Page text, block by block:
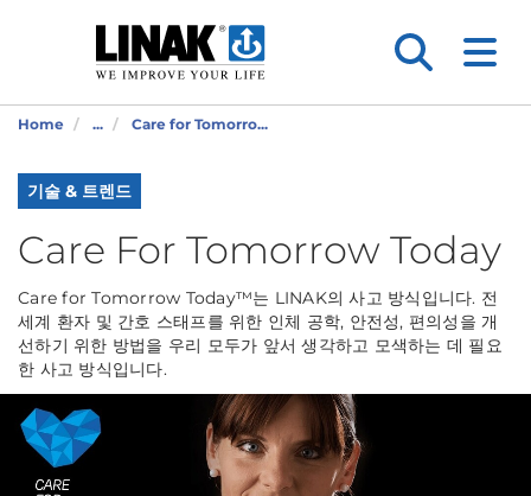
Home ... Care for Tomorro...
기술 & 트렌드
Care For Tomorrow Today
Care for Tomorrow Today™는 LINAK의 사고 방식입니다. 전
세계 환자 및 간호 스태프를 위한 인체 공학, 안전성, 편의성을 개
선하기 위한 방법을 우리 모두가 앞서 생각하고 모색하는 데 필요
한 사고 방식입니다.